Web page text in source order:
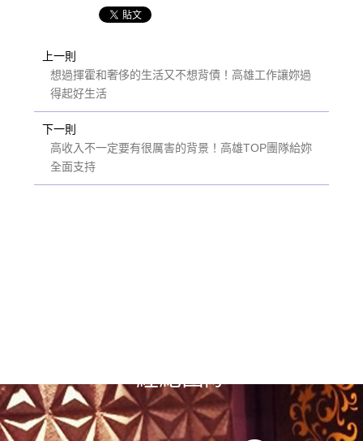
上一則
想過揮霍和奢侈的生活又不想背債！高雄工作讓妳過
得起好生活
下一則
高收入不一定要有很厲害的背景！高雄TOP團隊給妳
全面支持
經紀團隊